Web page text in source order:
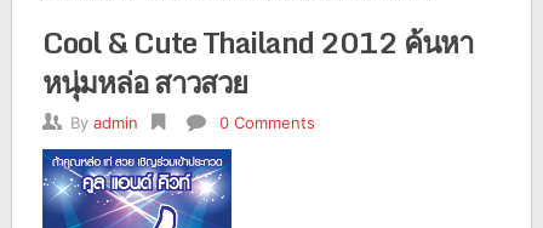
Cool & Cute Thailand 2012 ค้นหา
หนุ่มหล่อ สาวสวย
By admin 0 Comments